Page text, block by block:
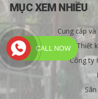
MỤC XEM NHIỀU
Cung cấp
Thiết
Công ty
CALL NOW